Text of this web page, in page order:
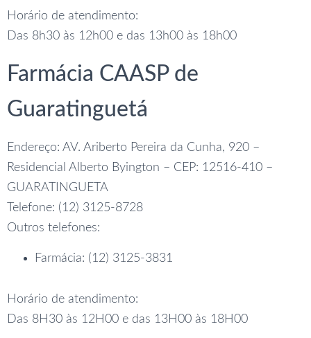
Horário de atendimento:
Das 8h30 às 12h00 e das 13h00 às 18h00
Farmácia CAASP de
Guaratinguetá
Endereço: AV. Ariberto Pereira da Cunha, 920 –
Residencial Alberto Byington – CEP: 12516-410 –
GUARATINGUETA
Telefone: (12) 3125-8728
Outros telefones:
Farmácia: (12) 3125-3831
Horário de atendimento:
Das 8H30 às 12H00 e das 13H00 às 18H00